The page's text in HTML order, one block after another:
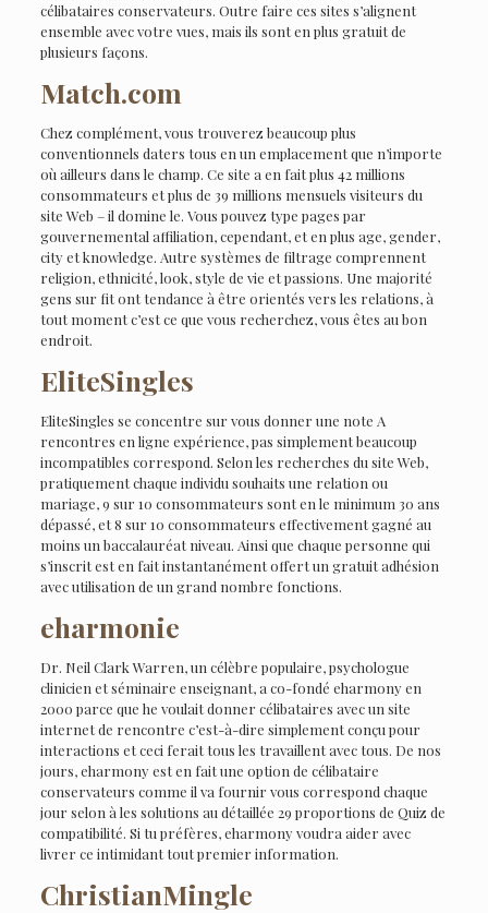
célibataires conservateurs. Outre faire ces sites s’alignent
ensemble avec votre vues, mais ils sont en plus gratuit de
plusieurs façons.
Match.com
Chez complément, vous trouverez beaucoup plus
conventionnels daters tous en un emplacement que n’importe
où ailleurs dans le champ. Ce site a en fait plus 42 millions
consommateurs et plus de 39 millions mensuels visiteurs du
site Web – il domine le. Vous pouvez type pages par
gouvernemental affiliation, cependant, et en plus age, gender,
city et knowledge. Autre systèmes de filtrage comprennent
religion, ethnicité, look, style de vie et passions. Une majorité
gens sur fit ont tendance à être orientés vers les relations, à
tout moment c’est ce que vous recherchez, vous êtes au bon
endroit.
EliteSingles
EliteSingles se concentre sur vous donner une note A
rencontres en ligne expérience, pas simplement beaucoup
incompatibles correspond. Selon les recherches du site Web,
pratiquement chaque individu souhaits une relation ou
mariage, 9 sur 10 consommateurs sont en le minimum 30 ans
dépassé, et 8 sur 10 consommateurs effectivement gagné au
moins un baccalauréat niveau. Ainsi que chaque personne qui
s’inscrit est en fait instantanément offert un gratuit adhésion
avec utilisation de un grand nombre fonctions.
eharmonie
Dr. Neil Clark Warren, un célèbre populaire, psychologue
clinicien et séminaire enseignant, a co-fondé eharmony en
2000 parce que he voulait donner célibataires avec un site
internet de rencontre c’est-à-dire simplement conçu pour
interactions et ceci ferait tous les travaillent avec tous. De nos
jours, eharmony est en fait une option de célibataire
conservateurs comme il va fournir vous correspond chaque
jour selon à les solutions au détaillée 29 proportions de Quiz de
compatibilité. Si tu préfères, eharmony voudra aider avec
livrer ce intimidant tout premier information.
ChristianMingle